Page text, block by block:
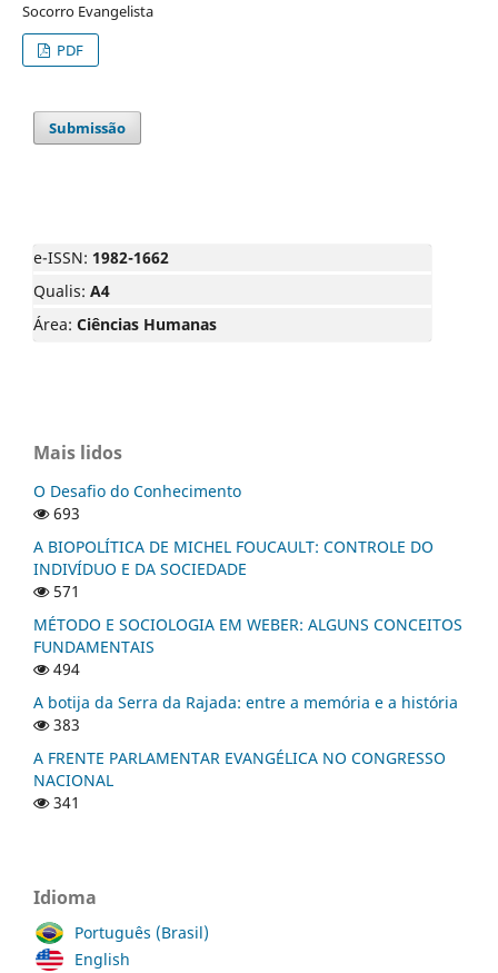
Socorro Evangelista
PDF
Submissão
e-ISSN: 1982-1662
Qualis: A4
Área: Ciências Humanas
Mais lidos
O Desafio do Conhecimento
693
A BIOPOLÍTICA DE MICHEL FOUCAULT: CONTROLE DO
INDIVÍDUO E DA SOCIEDADE
571
MÉTODO E SOCIOLOGIA EM WEBER: ALGUNS CONCEITOS
FUNDAMENTAIS
494
A botija da Serra da Rajada: entre a memória e a história
383
A FRENTE PARLAMENTAR EVANGÉLICA NO CONGRESSO
NACIONAL
341
Idioma
Português (Brasil)
English